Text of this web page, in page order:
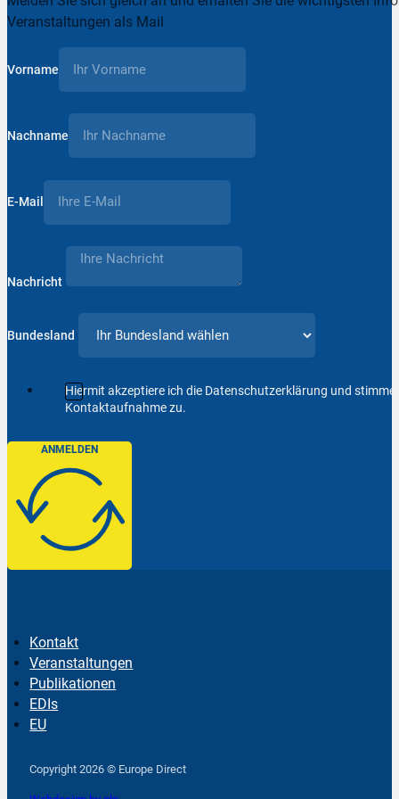
Veranstaltungen als Mail
Vorname
Nachname
E-Mail
Nachricht
Bundesland
Hiermit akzeptiere ich die Datenschutzerklärung und
Kontaktaufnahme zu.
ANMELDEN
Kontakt
Veranstaltungen
Publikationen
EDIs
EU
Copyright 2026 © Europe Direct